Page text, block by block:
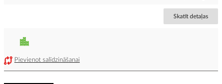
Skatīt detaļas
Pievienot salīdzināšanai